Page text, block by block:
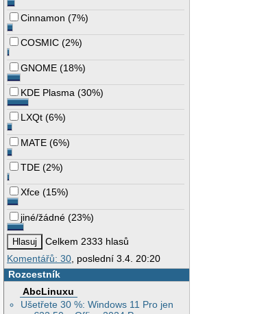
Cinnamon (7%)
COSMIC (2%)
GNOME (18%)
KDE Plasma (30%)
LXQt (6%)
MATE (6%)
TDE (2%)
Xfce (15%)
jiné/žádné (23%)
Celkem 2333 hlasů
Komentářů: 30, poslední 3.4. 20:20
Rozcestník
AbcLinuxu
Ušetřete 30 %: Windows 11 Pro jen